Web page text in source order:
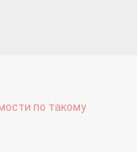
по такому